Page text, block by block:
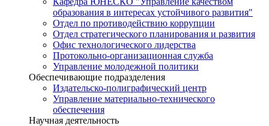
образования в интересах устойчивого развития"
Отдел по противодействию коррупции
Отдел стратегического планирования и развития
Офис технологического лидерства
Протокольно-организационная служба
Управление молодежной политики
Обеспечивающие подразделения
Издательско-полиграфический центр
Управление материально-технического
обеспечения
Научная деятельность